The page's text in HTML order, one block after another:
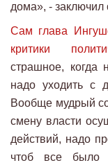
дома», - заключил
Сам глава
критики
страшное, когда
надо уходить с
Вообще мудрый
смену власти
действий, надо
чтоб все было